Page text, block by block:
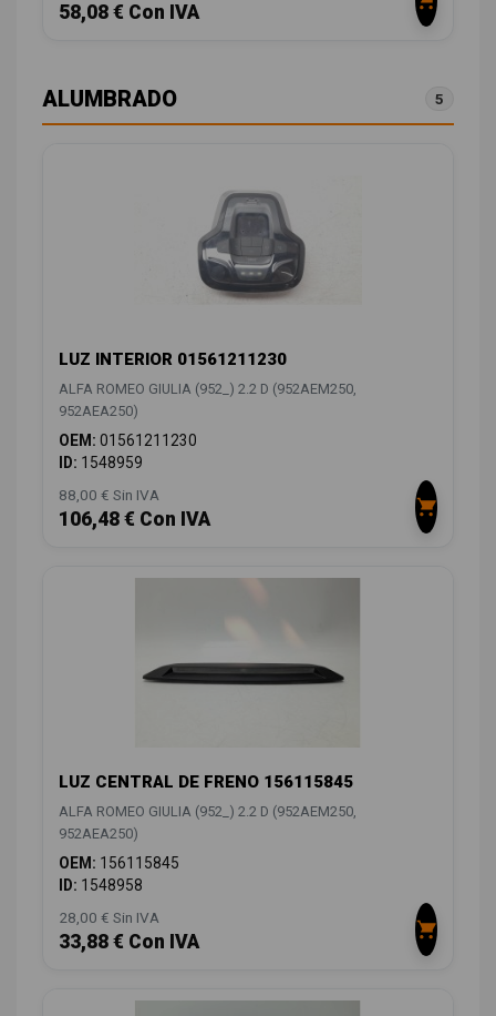
58,08 € Con IVA
ALUMBRADO 5
LUZ INTERIOR 01561211230
ALFA ROMEO GIULIA (952_) 2.2 D (952AEM250,
952AEA250)
OEM: 01561211230
ID: 1548959
88,00 € Sin IVA
106,48 € Con IVA
LUZ CENTRAL DE FRENO 156115845
ALFA ROMEO GIULIA (952_) 2.2 D (952AEM250,
952AEA250)
OEM: 156115845
ID: 1548958
28,00 € Sin IVA
33,88 € Con IVA